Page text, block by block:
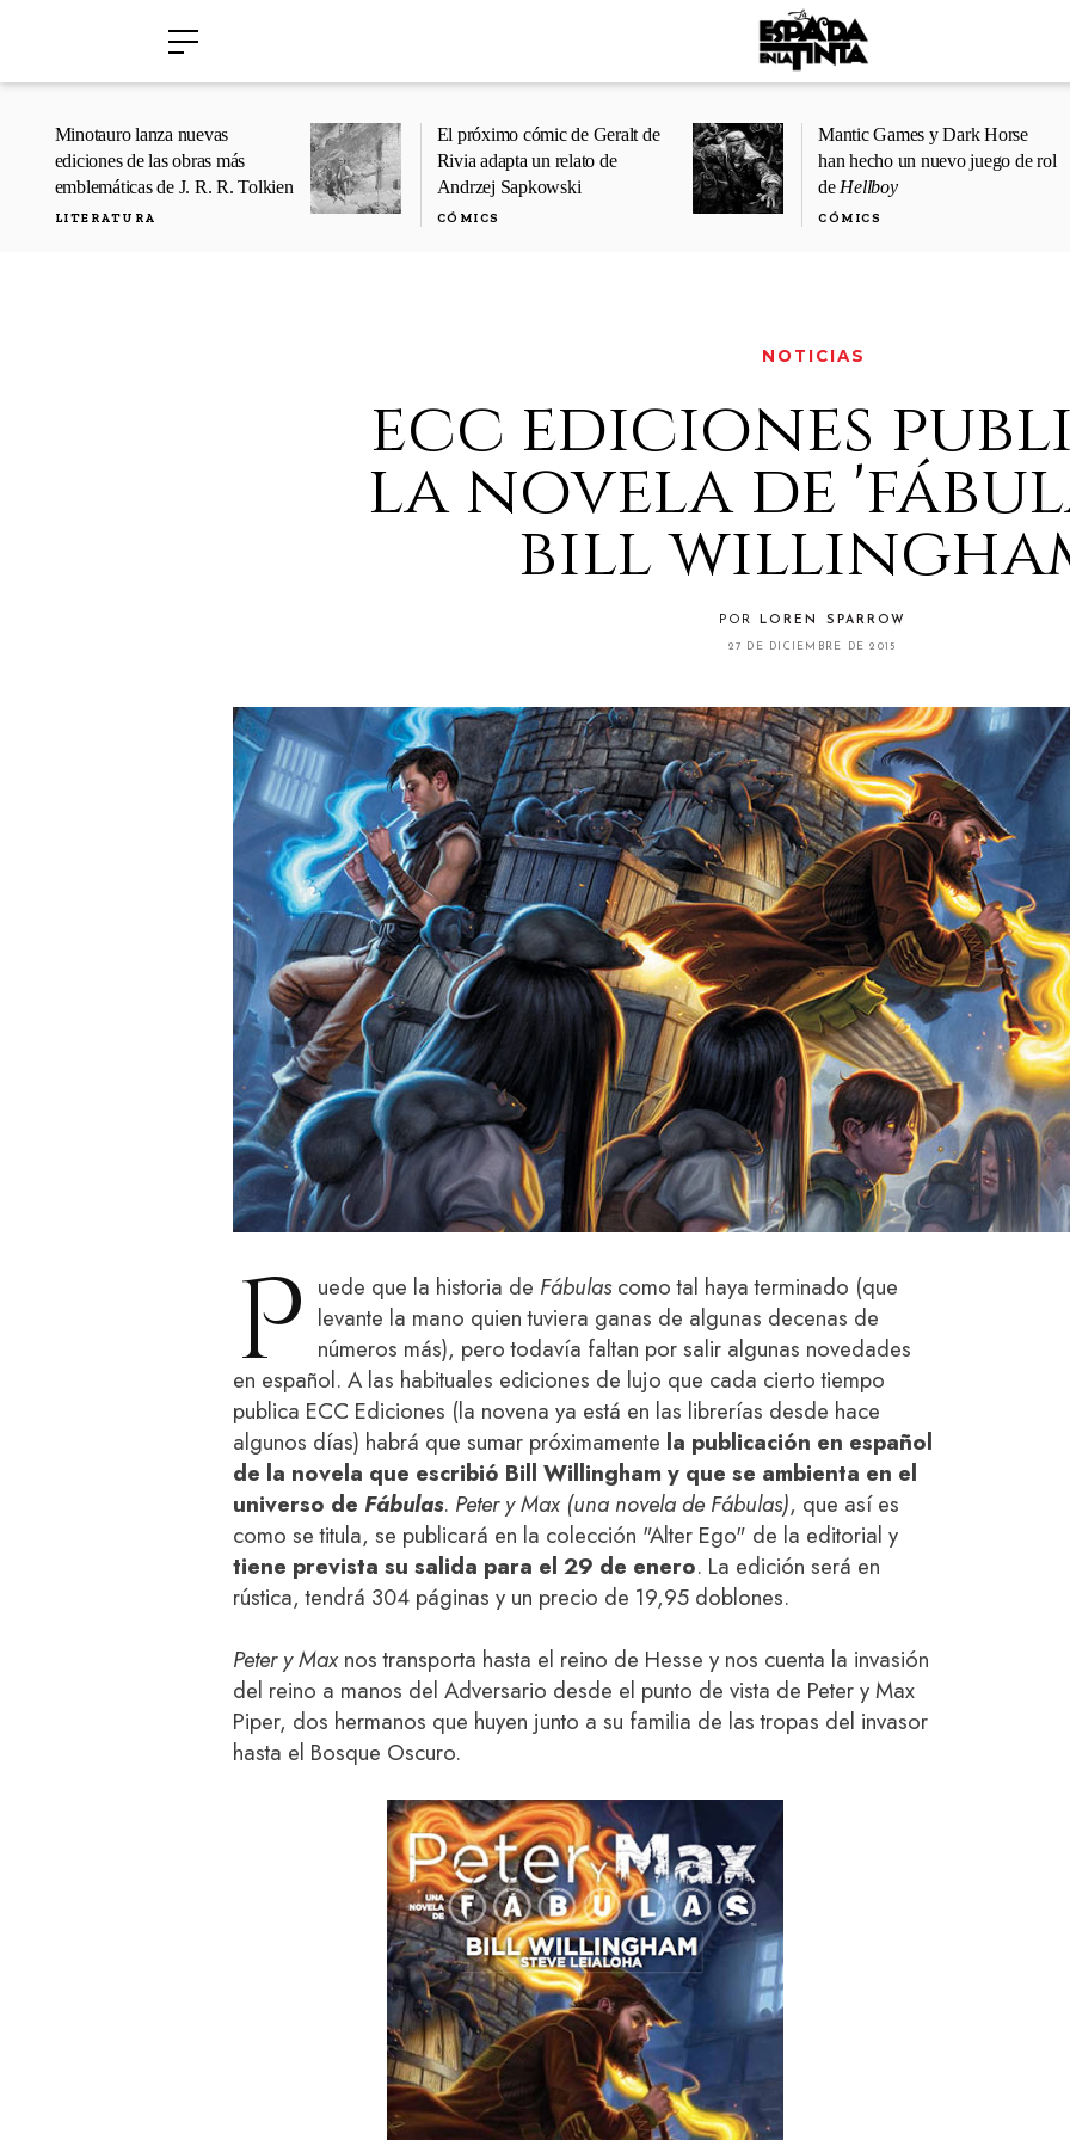
Minotauro lanza nuevas
ediciones de las obras más
emblemáticas de J. R. R. Tolkien
LITERATURA
El próximo cómic de Geralt de
Rivia adapta un relato de
Andrzej Sapkowski
CÓMICS
Mantic Games y Dark Horse
han hecho un nuevo juego de rol
de Hellboy
CÓMICS
NOTICIAS
ecc ediciones
la novela de
bill
POR LOREN SPARROW
27 DE DICIEMBRE DE 2015
P uede que la historia de Fábulascomo tal haya terminado (que
levante la mano quien tuviera ganas de algunas decenas de
números más), pero todavía faltan por salir algunas novedades
en español. A las habituales ediciones de lujo que cada cierto tiempo
publica ECC Ediciones (la novena ya está en las librerías desde hace
algunos días) habrá que sumar próximamente la publicación en español
de la novela que escribió Bill Willingham y que se ambienta en el
universo de Fábulas. Peter y Max (una novela de Fábulas), que así es
como se titula, se publicará en la colección "Alter Ego" de la editorial y
tiene prevista su salida para el 29 de enero. La edición será en
rústica, tendrá 304 páginas y un precio de 19,95 doblones.
Peter y Maxnos transporta hasta el reino de Hesse y nos cuenta la invasión
del reino a manos del Adversario desde el punto de vista de Peter y Max
Piper, dos hermanos que huyen junto a su familia de las tropas del invasor
hasta el Bosque Oscuro.
›